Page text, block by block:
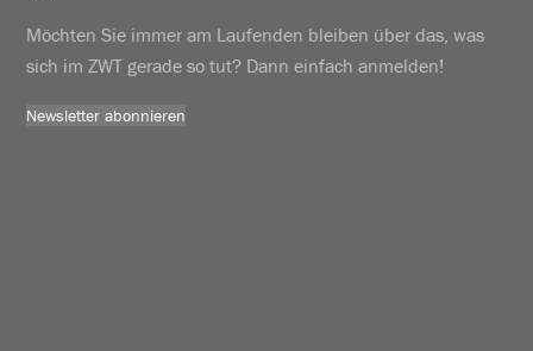
Möchten Sie immer am Laufenden bleiben über das, was
sich im ZWT gerade so tut? Dann einfach anmelden!
Newsletter abonnieren